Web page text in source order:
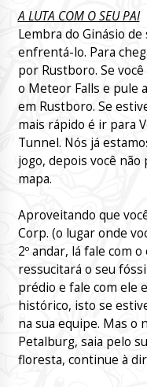
A LUTA COM O SEU PAI
Lembra do Ginásio de
enfrentá-lo. Para
por Rustboro. Se
o Meteor Falls e pule
em Rustboro. Se
mais rápido é ir para
Tunnel. Nós já
jogo, depois você
mapa.
Aproveitando que
Corp. (o lugar onde
2º andar, lá fale com
ressucitará o seu
prédio e fale com ele
histórico, isto se
na sua equipe. Mas o
Petalburg, saia pelo
floresta, continue à